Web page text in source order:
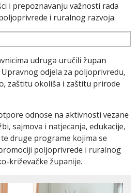
i prepoznavanju važnosti rada
i ruralnog razvoja.
udruga uručili župan
odjela za poljoprivredu,
zaštitu okoliša i zaštitu prirode
odnose na aktivnosti vezane
sajmova i natjecanja, edukacije,
druge programe kojima se
poljoprivrede i ruralnog
križevačke županije.